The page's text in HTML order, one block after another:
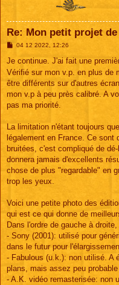
Re: Mon petit projet
M
s
a
g
e
04 12 2022, 12:26
Je continue. J'ai fait une
Vérifié sur mon v.p. en plus de
être différents sur d'autres
mon v.p à peu près calibré. A
pas ma priorité.
La limitation n'étant toujours
légalement en France. Ce
bruitées, c'est compliqué de
donnera jamais d'excellents
chose de plus "regardable" en
trop les yeux.
Voici une petite photo des
qui est ce qui donne de
Dans l'ordre de gauche à
- Sony (2001): utilisé pour
dans le futur pour
- Fabulous (u.k.): non utilisé. A
plans, mais assez peu probable
- A.K. vidéo remasterisée: non